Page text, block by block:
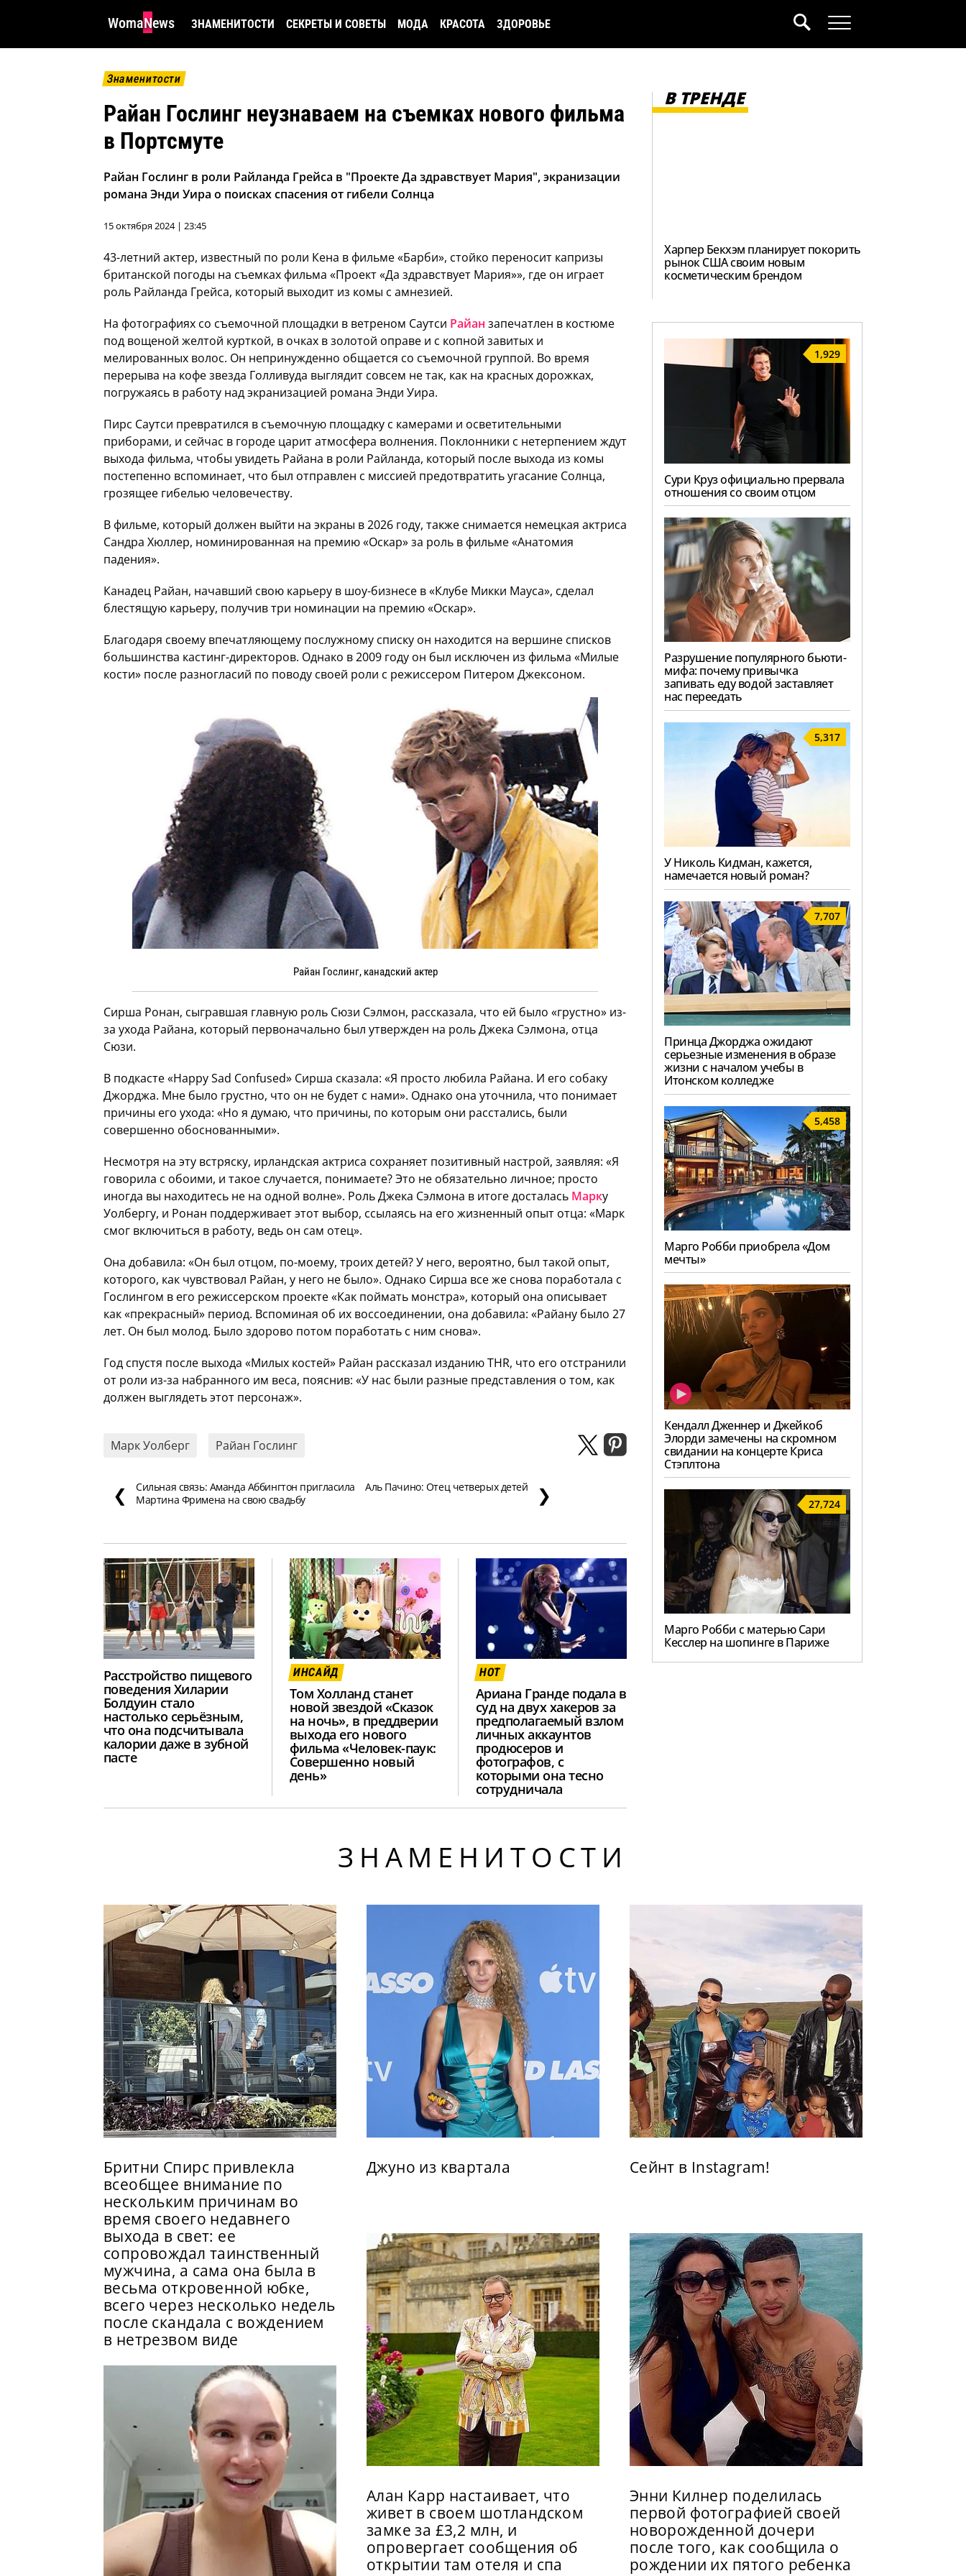
WomaNews ЗНАМЕНИТОСТИ СЕКРЕТЫ И СОВЕТЫ МОДА КРАСОТА ЗДОРОВЬЕ
Знаменитости
Райан Гослинг неузнаваем на съемках нового фильма
в Портсмуте
Райан Гослинг в роли Райланда Грейса в "Проекте Да здравствует Мария", экранизации
романа Энди Уира о поисках спасения от гибели Солнца
15 октября 2024 | 23:45
43-летний актер, известный по роли Кена в фильме «Барби», стойко переносит капризы
британской погоды на съемках фильма «Проект «Да здравствует Мария»», где он играет
роль Райланда Грейса, который выходит из комы с амнезией.
На фотографиях со съемочной площадки в ветреном Саутси Райан запечатлен в костюме
под вощеной желтой курткой, в очках в золотой оправе и с копной завитых и
мелированных волос. Он непринужденно общается со съемочной группой. Во время
перерыва на кофе звезда Голливуда выглядит совсем не так, как на красных дорожках,
погружаясь в работу над экранизацией романа Энди Уира.
Пирс Саутси превратился в съемочную площадку с камерами и осветительными
приборами, и сейчас в городе царит атмосфера волнения. Поклонники с нетерпением ждут
выхода фильма, чтобы увидеть Райана в роли Райланда, который после выхода из комы
постепенно вспоминает, что был отправлен с миссией предотвратить угасание Солнца,
грозящее гибелью человечеству.
В фильме, который должен выйти на экраны в 2026 году, также снимается немецкая актриса
Сандра Хюллер, номинированная на премию «Оскар» за роль в фильме «Анатомия
падения».
Канадец Райан, начавший свою карьеру в шоу-бизнесе в «Клубе Микки Мауса», сделал
блестящую карьеру, получив три номинации на премию «Оскар».
Благодаря своему впечатляющему послужному списку он находится на вершине списков
большинства кастинг-директоров. Однако в 2009 году он был исключен из фильма «Милые
кости» после разногласий по поводу своей роли с режиссером Питером Джексоном.
Райан Гослинг, канадский актер
Сирша Ронан, сыгравшая главную роль Сюзи Сэлмон, рассказала, что ей было «грустно» из-
за ухода Райана, который первоначально был утвержден на роль Джека Сэлмона, отца
Сюзи.
В подкасте «Happy Sad Confused» Сирша сказала: «Я просто любила Райана. И его собаку
Джорджа. Мне было грустно, что он не будет с нами». Однако она уточнила, что понимает
причины его ухода: «Но я думаю, что причины, по которым они расстались, были
совершенно обоснованными».
Несмотря на эту встряску, ирландская актриса сохраняет позитивный настрой, заявляя: «Я
говорила с обоими, и такое случается, понимаете? Это не обязательно личное; просто
иногда вы находитесь не на одной волне». Роль Джека Сэлмона в итоге досталась Марку
Уолбергу, и Ронан поддерживает этот выбор, ссылаясь на его жизненный опыт отца: «Марк
смог включиться в работу, ведь он сам отец».
Она добавила: «Он был отцом, по-моему, троих детей? У него, вероятно, был такой опыт,
которого, как чувствовал Райан, у него не было». Однако Сирша все же снова поработала с
Гослингом в его режиссерском проекте «Как поймать монстра», который она описывает
как «прекрасный» период. Вспоминая об их воссоединении, она добавила: «Райану было 27
лет. Он был молод. Было здорово потом поработать с ним снова».
Год спустя после выхода «Милых костей» Райан рассказал изданию THR, что его отстранили
от роли из-за набранного им веса, пояснив: «У нас были разные представления о том, как
должен выглядеть этот персонаж».
Марк Уолберг Райан Гослинг
❮
Сильная связь: Аманда Аббингтон пригласила
Мартина Фримена на свою свадьбу
Аль Пачино: Отец четверых детей ❯
Расстройство пищевого
поведения Хиларии
Болдуин стало
настолько серьёзным,
что она подсчитывала
калории даже в зубной
пасте
ИНСАЙД
Том Холланд станет
новой звездой «Сказок
на ночь», в преддверии
выхода его нового
фильма «Человек-паук:
Совершенно новый
день»
HOT
Ариана Гранде подала в
суд на двух хакеров за
предполагаемый взлом
личных аккаунтов
продюсеров и
фотографов, с
которыми она тесно
сотрудничала
В ТРЕНДЕ
Харпер Бекхэм планирует покорить
рынок США своим новым
косметическим брендом
1,929
Сури Круз официально прервала
отношения со своим отцом
Разрушение популярного бьюти-
мифа: почему привычка
запивать еду водой заставляет
нас переедать
5,317
У Николь Кидман, кажется,
намечается новый роман?
7,707
Принца Джорджа ожидают
серьезные изменения в образе
жизни с началом учебы в
Итонском колледже
5,458
Марго Робби приобрела «Дом
мечты»
Кендалл Дженнер и Джейкоб
Элорди замечены на скромном
свидании на концерте Криса
Стэплтона
27,724
Марго Робби с матерью Сари
Кесслер на шопинге в Париже
ЗНАМЕНИТОСТИ
Бритни Спирс привлекла
всеобщее внимание по
нескольким причинам во
время своего недавнего
выхода в свет: ее
сопровождал таинственный
мужчина, а сама она была в
весьма откровенной юбке,
всего через несколько недель
после скандала с вождением
в нетрезвом виде
Джуно из квартала
Алан Карр настаивает, что
живет в своем шотландском
замке за £3,2 млн, и
опровергает сообщения об
открытии там отеля и спа
Сейнт в Instagram!
Энни Килнер поделилась
первой фотографией своей
новорожденной дочери
после того, как сообщила о
рождении их пятого ребенка